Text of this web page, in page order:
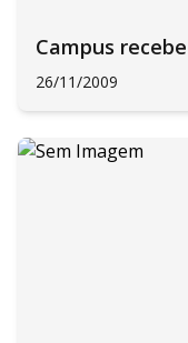
Campus
26/11/2009